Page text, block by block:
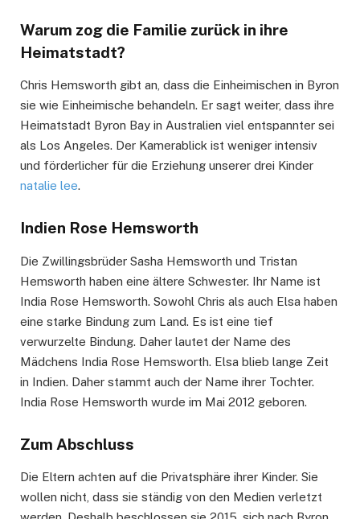
Warum zog die Familie zurück in ihre
Heimatstadt?
Chris Hemsworth gibt an, dass die Einheimischen in Byron
sie wie Einheimische behandeln. Er sagt weiter, dass ihre
Heimatstadt Byron Bay in Australien viel entspannter sei
als Los Angeles. Der Kamerablick ist weniger intensiv
und förderlicher für die Erziehung unserer drei Kinder
natalie lee.
Indien Rose Hemsworth
Die Zwillingsbrüder Sasha Hemsworth und Tristan
Hemsworth haben eine ältere Schwester. Ihr Name ist
India Rose Hemsworth. Sowohl Chris als auch Elsa haben
eine starke Bindung zum Land. Es ist eine tief
verwurzelte Bindung. Daher lautet der Name des
Mädchens India Rose Hemsworth. Elsa blieb lange Zeit
in Indien. Daher stammt auch der Name ihrer Tochter.
India Rose Hemsworth wurde im Mai 2012 geboren.
Zum Abschluss
Die Eltern achten auf die Privatsphäre ihrer Kinder. Sie
wollen nicht, dass sie ständig von den Medien verletzt